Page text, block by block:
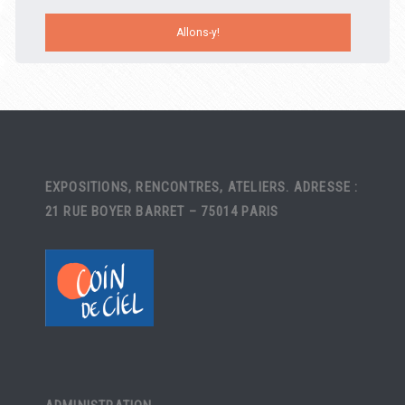
EXPOSITIONS, RENCONTRES, ATELIERS. ADRESSE :
21 RUE BOYER BARRET – 75014 PARIS